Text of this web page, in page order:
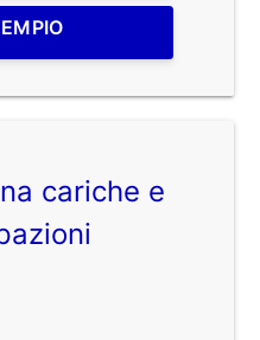
cariche e